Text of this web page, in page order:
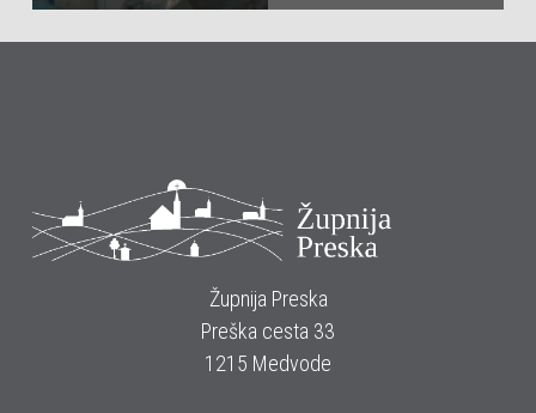
Župnija Preska
Preška cesta 33
1215 Medvode